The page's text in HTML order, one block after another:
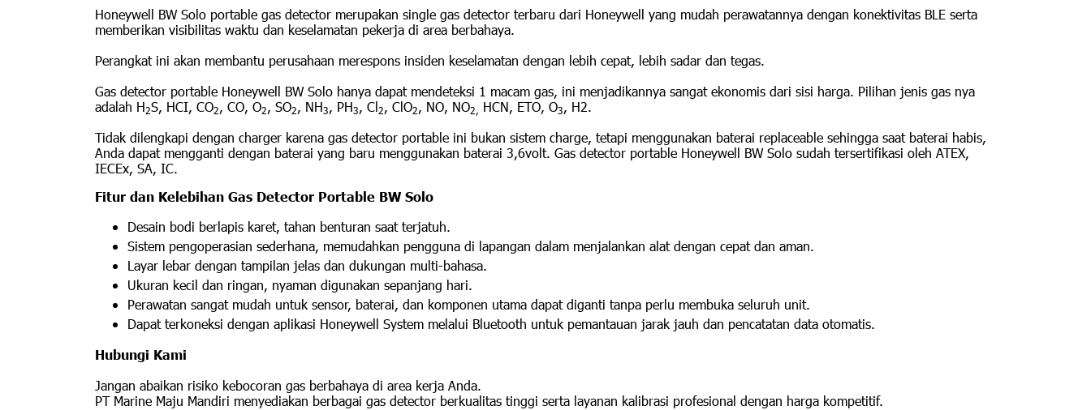
Honeywell BW Solo portable gas detector merupakan single gas detector terbaru dari Honeywell yang mudah perawatannya dengan konektivitas BLE serta
memberikan visibilitas waktu dan keselamatan pekerja di area berbahaya.
Perangkat ini akan membantu perusahaan merespons insiden keselamatan dengan lebih cepat, lebih sadar dan tegas.
Gas detector portable Honeywell BW Solo hanya dapat mendeteksi 1 macam gas, ini menjadikannya sangat ekonomis dari sisi harga. Pilihan jenis gas nya
adalah H2S, HCI, CO2, CO, O2, SO2, NH3, PH3, Cl2, ClO2, NO, NO2, HCN, ETO, O3, H2.
Tidak dilengkapi dengan charger karena gas detector portable ini bukan sistem charge, tetapi menggunakan baterai replaceable sehingga saat baterai habis,
Anda dapat mengganti dengan baterai yang baru menggunakan baterai 3,6volt. Gas detector portable Honeywell BW Solo sudah tersertifikasi oleh ATEX,
IECEx, SA, IC.
Fitur dan Kelebihan Gas Detector Portable BW Solo
Desain bodi berlapis karet, tahan benturan saat terjatuh.
Sistem pengoperasian sederhana, memudahkan pengguna di lapangan dalam menjalankan alat dengan cepat dan aman.
Layar lebar dengan tampilan jelas dan dukungan multi-bahasa.
Ukuran kecil dan ringan, nyaman digunakan sepanjang hari.
Perawatan sangat mudah untuk sensor, baterai, dan komponen utama dapat diganti tanpa perlu membuka seluruh unit.
Dapat terkoneksi dengan aplikasi Honeywell System melalui Bluetooth untuk pemantauan jarak jauh dan pencatatan data otomatis.
Hubungi Kami
Jangan abaikan risiko kebocoran gas berbahaya di area kerja Anda.
PT Marine Maju Mandiri menyediakan berbagai gas detector berkualitas tinggi serta layanan kalibrasi profesional dengan harga kompetitif.